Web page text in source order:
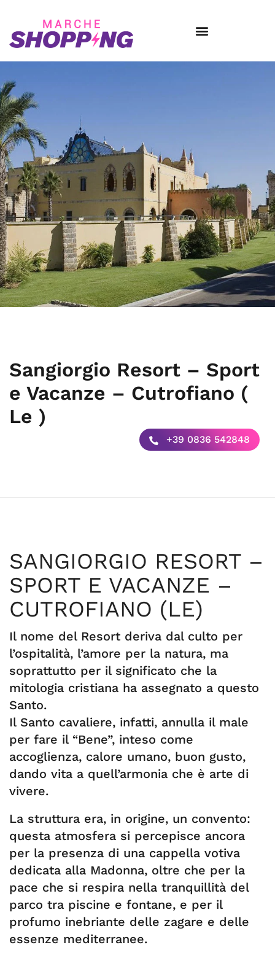
Sangiorgio Resort – Sport
e Vacanze – Cutrofiano (
Le )
+39 0836 542848
SANGIORGIO RESORT –
SPORT E VACANZE –
CUTROFIANO (LE)
Il nome del Resort deriva dal culto per
l’ospitalità, l’amore per la natura, ma
soprattutto per il significato che la
mitologia cristiana ha assegnato a questo
Santo.
Il Santo cavaliere, infatti, annulla il male
per fare il “Bene”, inteso come
accoglienza, calore umano, buon gusto,
dando vita a quell’armonia che è arte di
vivere.
La struttura era, in origine, un convento:
questa atmosfera si percepisce ancora
per la presenza di una cappella votiva
dedicata alla Madonna, oltre che per la
pace che si respira nella tranquillità del
parco tra piscine e fontane, e per il
profumo inebriante delle zagare e delle
essenze mediterranee.